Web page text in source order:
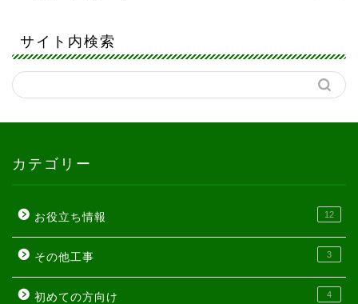
サイト内検索
カテゴリー
お役立ち情報 12
その他工事 3
初めての方向け 4